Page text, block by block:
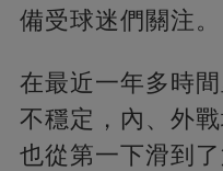
備受球迷們關注。
在最近一年多時
不穩定，內、外
也從第一下滑到